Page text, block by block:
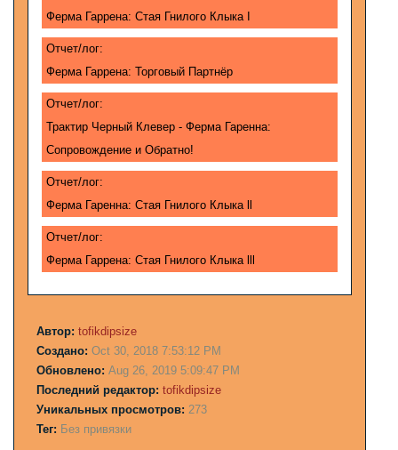
Ферма Гаррена: Стая Гнилого Клыка I
Отчет/лог:
Ферма Гаррена: Торговый Партнёр
Отчет/лог:
Трактир Черный Клевер - Ферма Гаренна:
Сопровождение и Обратно!
Отчет/лог:
Ферма Гаренна: Стая Гнилого Клыка ll
Отчет/лог:
Ферма Гаррена: Стая Гнилого Клыка lll
Автор: tofikdipsize
Создано: Oct 30, 2018 7:53:12 PM
Обновлено: Aug 26, 2019 5:09:47 PM
Последний редактор: tofikdipsize
Уникальных просмотров: 273
Тег: Без привязки